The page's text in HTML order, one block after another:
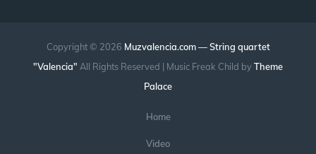
Copyright © 2026 Muzvalencia.com — String quartet
"Valencia" All Rights Reserved | Music Freak Child byTheme
Palace
Home
Video